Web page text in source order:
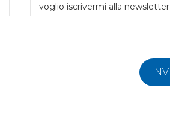
voglio iscrivermi alla newsletter